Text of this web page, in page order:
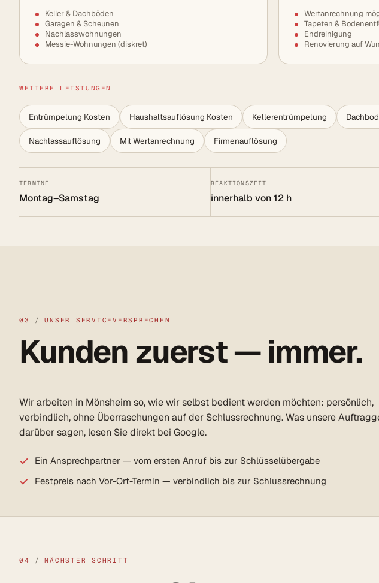
Keller & Dachböden
Garagen & Scheunen
Nachlasswohnungen
Messie-Wohnungen (diskret)
Wertanrechnung
Tapeten &
Endreinigung
Renovierung auf
WEITERE LEISTUNGEN
Entrümpelung Kosten Haushaltsauflösung Kosten Kellerentrümpelung
Nachlassauflösung Mit Wertanrechnung Firmenauflösung
TERMINE
Montag–Samstag
REAKTIONSZEIT
innerhalb von 12 h
03 / UNSER SERVICEVERSPRECHEN
Kunden zuerst — immer.
Wir arbeiten in Mönsheim so, wie wir selbst bedient werden möchten: persönlich,
verbindlich, ohne Überraschungen auf der Schlussrechnung. Was unsere
darüber sagen, lesen Sie direkt bei Google.
Ein Ansprechpartner — vom ersten Anruf bis zur Schlüsselübergabe
Festpreis nach Vor-Ort-Termin — verbindlich bis zur Schlussrechnung
04 / NÄCHSTER SCHRITT